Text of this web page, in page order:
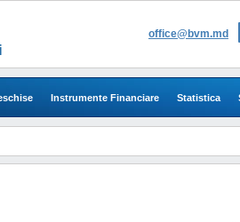
office@bvm.md
Instrumente Financiare Statistica